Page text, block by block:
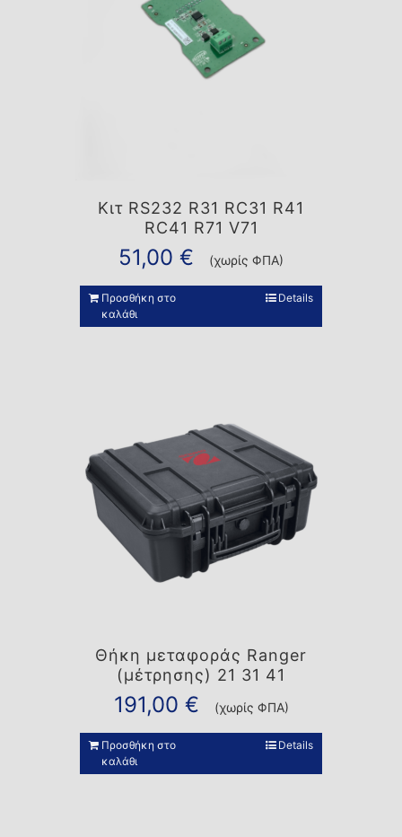
Κιτ RS232 R31 RC31 R41
RC41 R71 V71
51,00 € (χωρίς ΦΠΑ)
Προσθήκη στο
καλάθι
Details
Θήκη μεταφοράς Ranger
(μέτρησης) 21 31 41
191,00 € (χωρίς ΦΠΑ)
Προσθήκη στο
καλάθι
Details